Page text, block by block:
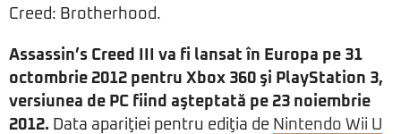
Creed: Brotherhood.
Assassin’s Creed III va fi lansat în Europa pe 31
octombrie 2012 pentru Xbox 360 şi PlayStation 3,
versiunea de PC fiind aşteptată pe 23 noiembrie
2012. Data apariţiei pentru ediţia de Nintendo Wii U